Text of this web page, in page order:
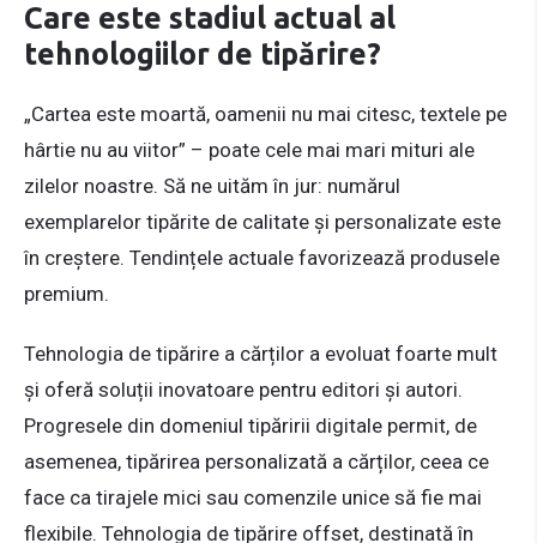
Care este stadiul actual al
tehnologiilor de tipărire?
„Cartea este moartă, oamenii nu mai citesc, textele pe
hârtie nu au viitor” – poate cele mai mari mituri ale
zilelor noastre. Să ne uităm în jur: numărul
exemplarelor tipărite de calitate și personalizate este
în creștere. Tendințele actuale favorizează produsele
premium.
Tehnologia de tipărire a cărților a evoluat foarte mult
și oferă soluții inovatoare pentru editori și autori.
Progresele din domeniul tipăririi digitale permit, de
asemenea, tipărirea personalizată a cărților, ceea ce
face ca tirajele mici sau comenzile unice să fie mai
flexibile. Tehnologia de tipărire offset, destinată în